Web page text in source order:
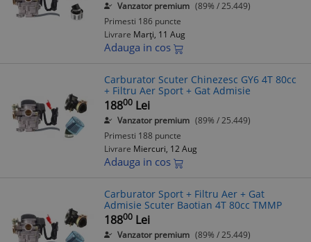
Vanzator premium (89% / 25.449)
Primesti 186 puncte
Livrare Marți, 11 Aug
Adauga in cos
Carburator Scuter Chinezesc GY6 4T 80cc
+ Filtru Aer Sport + Gat Admisie
18800 Lei
Vanzator premium (89% / 25.449)
Primesti 188 puncte
Livrare Miercuri, 12 Aug
Adauga in cos
Carburator Sport + Filtru Aer + Gat
Admisie Scuter Baotian 4T 80cc TMMP
18800 Lei
Vanzator premium (89% / 25.449)